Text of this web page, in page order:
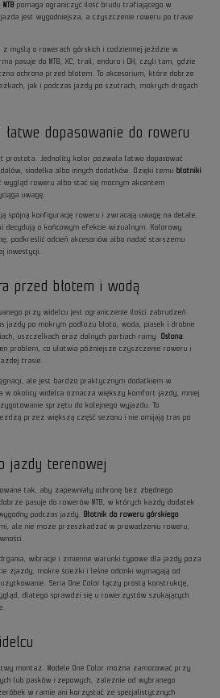
pomaga ograniczyć ilość brudu trafiającego w
jest wygodniejsza, a czyszczenie roweru po trasie
z myślą o rowerach górskich i codziennej jeździe w
pasuje do MTB, XC, trail, enduro i DH, czyli tam, gdzie
ochrona przed błotem. To akcesorium, które dobrze
jak i podczas jazdy po szutrach, mokrych drogach
dopasowanie do roweru
prostota. Jednolity kolor pozwala łatwo dopasować
siodełka albo innych dodatków. Dzięki temu błotniki
wygląd roweru albo stać się mocnym akcentem
uwagę.
spójną konfigurację roweru i zwracają uwagę na detale.
decydują o końcowym efekcie wizualnym. Kolorowy
podkreślić odcień akcesoriów albo nadać starszemu
inwestycji.
przed błotem i wodą
przy widelcu jest ograniczenie ilości zabrudzeń
jazdy po mokrym podłożu błoto, woda, piasek i drobne
uszczelkach oraz dolnych partiach ramy.Osłona
problem, co ułatwia późniejsze czyszczenie roweru i
trasie.
ale jest bardzo praktycznym dodatkiem w
w okolicy widelca oznacza większy komfort jazdy, mniej
sprzętu do kolejnego wyjazdu. To
przez większą część sezonu i nie omijają tras po
jazdy terenowej
tak, aby zapewniały ochronę bez zbędnego
pasuje do rowerów MTB, w których każdy dodatek
podczas jazdy. Błotnik do roweru górskiego
ale nie może przeszkadzać w prowadzeniu roweru,
wibracje i zmienne warunki typowe dla jazdy poza
zjazdy, mokre ścieżki i leśne odcinki wymagają od
Seria One Color łączy prostą konstrukcję,
dlatego sprawdzi się u rowerzystów szukających
montaż. Modele One Color można zamocować przy
lub pasków rzepowych, zależnie od wybranego
w ramie ani korzystać ze specjalistycznych